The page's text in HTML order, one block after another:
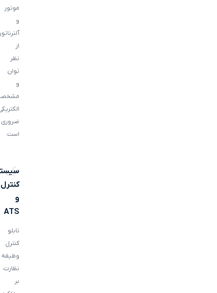
موتور
و
از
نظر
توان
و
ضروری
است.
06
کنترل
و
ATS
تابلو
کنترل
وظیفه
نظارت
بر